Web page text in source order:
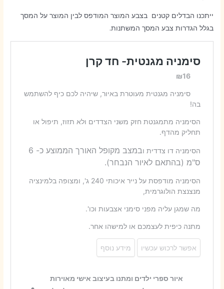
ייתכנו הבדלים קטנים בצבע המוצר המודפס לבין המוצר על המסך
בגלל הגדרות צבע המסך המשתנות.